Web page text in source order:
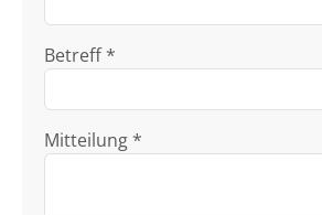
Betreff *
Mitteilung *